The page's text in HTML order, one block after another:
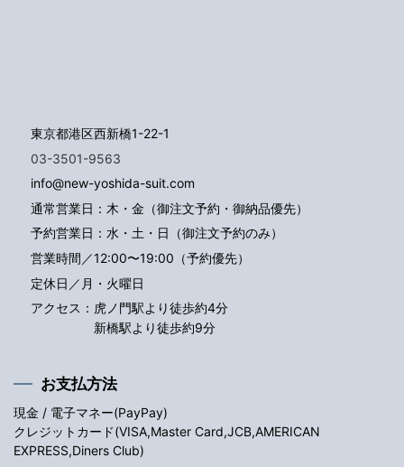
東京都港区西新橋1-22-1
03-3501-9563
info@new-yoshida-suit.com
通常営業日：木・金（御注文予約・御納品優先）
予約営業日：水・土・日（御注文予約のみ）
営業時間／12:00〜19:00（予約優先）
定休日／月・火曜日
アクセス： 虎ノ門駅より徒歩約4分
新橋駅より徒歩約9分
お支払方法
現金 / 電子マネー(PayPay)
クレジットカード(VISA,Master Card,JCB,AMERICAN
EXPRESS,Diners Club)